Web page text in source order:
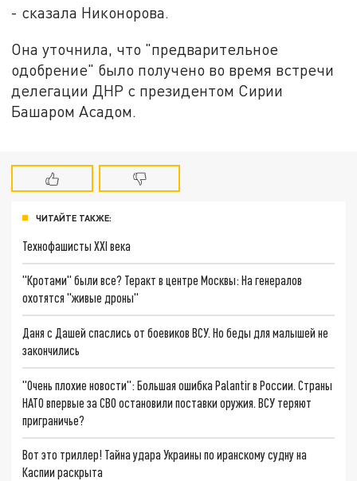
- сказала Никонорова.
Она уточнила, что "предварительное
одобрение" было получено во время встречи
делегации ДНР с президентом Сирии
Башаром Асадом.
ЧИТАЙТЕ ТАКЖЕ:
Технофашисты XXI века
"Кротами" были все? Теракт в центре Москвы: На генералов
охотятся "живые дроны"
Даня с Дашей спаслись от боевиков ВСУ. Но беды для малышей не
закончились
"Очень плохие новости": Большая ошибка Palantir в России. Страны
НАТО впервые за СВО остановили поставки оружия. ВСУ теряют
приграничье?
Вот это триллер! Тайна удара Украины по иранскому судну на
Каспии раскрыта